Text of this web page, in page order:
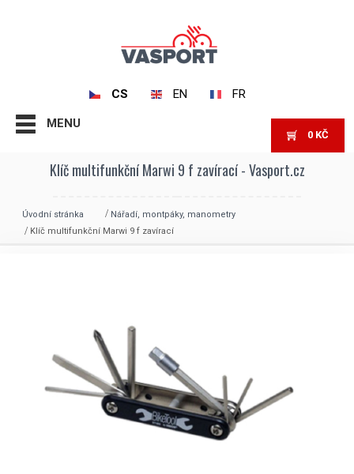
CS EN FR
MENU
0 KČ
Klíč multifunkční Marwi 9 f zavírací - Vasport.cz
Úvodní stránka
Nářadí, montpáky, manometry
Klíč multifunkční Marwi 9 f zavírací